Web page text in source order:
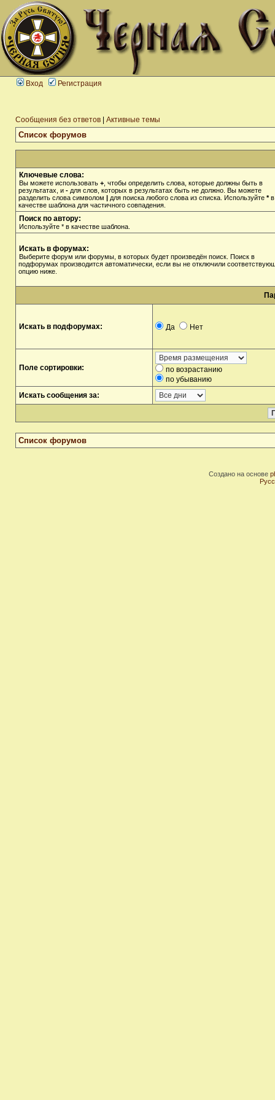
Вход Регистрация
Сообщения без ответов Активные темы
Список форумов
Ключевые слова:
Вы можете использовать + , чтобы определить слова, которые должны быть в
результатах, и - для слов, которых в результатах быть не должно. Вы можете
разделить слова символом | для поиска любого слова из списка. Используйте *в
качестве шаблона для частичного совпадения.
Поиск по автору:
Используйте * в качестве шаблона.
Искать в форумах:
Выберите форум или форумы, в которых будет произведён поиск. Поиск в
подфорумах производится автоматически, если вы не отключили
опцию ниже.
Искать в подфорумах: Да Нет
Поле сортировки:
по возрастанию
по убыванию
Искать сообщения за:
Список форумов
Создано на основе